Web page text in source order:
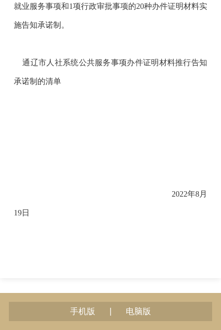
就业服务事项和1项行政审批事项的20种办件证明材料实
施告知承诺制。
通辽市人社系统公共服务事项办件证明材料推行告知
承诺制的清单
2022年8月
19日
手机版 电脑版